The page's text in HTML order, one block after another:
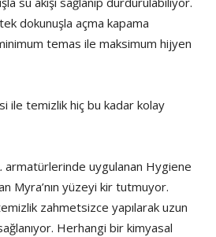
dokunuşla açma kapama
temas ile maksimum hijyen
ile temizlik hiç bu kadar kolay
armatürlerinde uygulanan Hygiene
Myra’nın yüzeyi kir tutmuyor.
zahmetsizce yapılarak uzun
Herhangi bir kimyasal